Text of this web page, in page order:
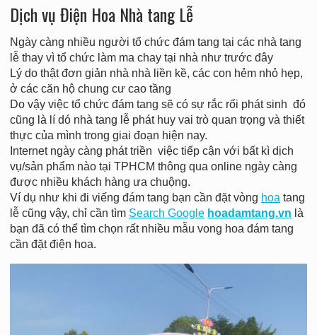
Dịch vụ Điện Hoa Nhà tang Lễ
Ngày càng nhiều người tổ chức đám tang tại các nhà tang
lễ thay vì tổ chức làm ma chay tại nhà như trước đây
Lý do thật đơn giản nhà nhà liền kề, các con hẻm nhỏ hẹp,
ở các căn hộ chung cư cao tầng
Do vậy việc tổ chức đám tang sẽ có sự rắc rối phát sinh đó
cũng là lí dó nhà tang lễ phát huy vai trò quan trọng và thiết
thực của mình trong giai đoạn hiện nay.
Internet ngày càng phát triền việc tiếp cận với bất kì dịch
vụ/sản phẩm nào tại TPHCM thông qua online ngày càng
được nhiều khách hàng ưa chuộng.
Ví dụ như khi đi viếng đám tang bạn cần đặt vòng hoa tang
lễ cũng vậy, chỉ cần tìm Search Google hoadamtang.vn là
bạn đã có thể tìm chọn rất nhiều mẫu vong hoa đám tang
cần đặt điện hoa.